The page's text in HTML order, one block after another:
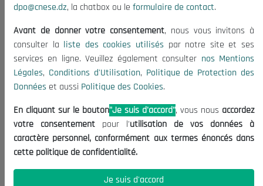
Mentions Légales
Conditions d'Utilisation
Politique de Protection des Données
Politique des Cookies
Nous Contacter
(+213) 021 98 01 00|01|02
contact@cnese.dz
Suggestions ou Initiatives ?
Newsletter
dernières nouvelles.
dpo@cnese.dz, la chatbox ou le formulaire de contact.
Avant de donner votre consentement, nous vous invitons à
consulter la liste des cookies utilisés par notre site et ses
services en ligne. Veuillez également consulter nos Mentions
Légales, Conditions d'Utilisation, Politique de Protection des
Données et aussi Politique des Cookies.
En cliquant sur le bouton"Je suis d'accord", vous nous accordez
votre consentement pour l'utilisation de vos données à
caractère personnel, conformément aux termes énoncés dans
cette politique de confidentialité.
Je suis d'accord